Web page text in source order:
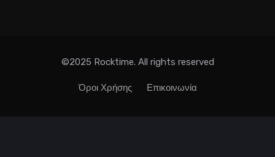
©2025 Rocktime. All rights reserved
Όροι Χρήσης Επικοινωνία